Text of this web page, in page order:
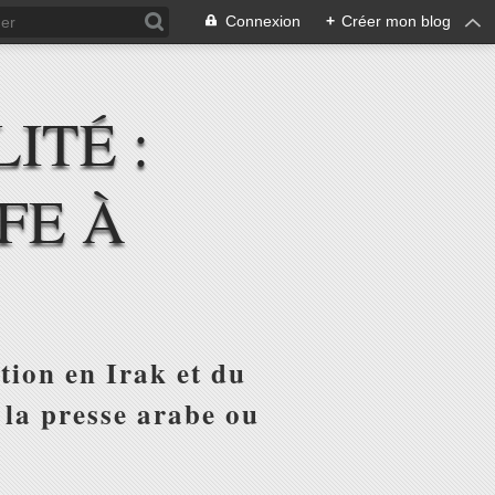
Connexion + Créer mon blog
:
À
en Irak et du
presse arabe ou